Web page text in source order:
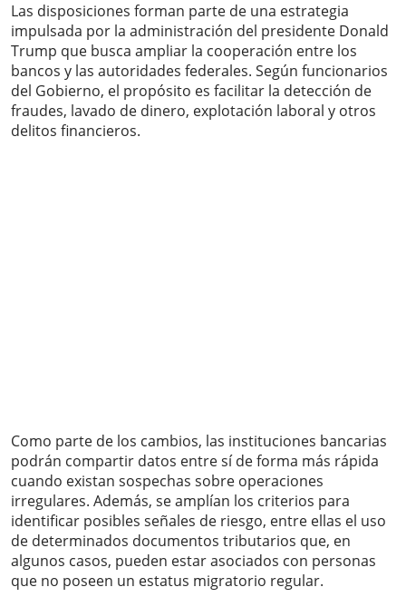
Las disposiciones forman parte de una estrategia
impulsada por la administración del presidente Donald
Trump que busca ampliar la cooperación entre los
bancos y las autoridades federales. Según funcionarios
del Gobierno, el propósito es facilitar la detección de
fraudes, lavado de dinero, explotación laboral y otros
delitos financieros.
Como parte de los cambios, las instituciones bancarias
podrán compartir datos entre sí de forma más rápida
cuando existan sospechas sobre operaciones
irregulares. Además, se amplían los criterios para
identificar posibles señales de riesgo, entre ellas el uso
de determinados documentos tributarios que, en
algunos casos, pueden estar asociados con personas
que no poseen un estatus migratorio regular.